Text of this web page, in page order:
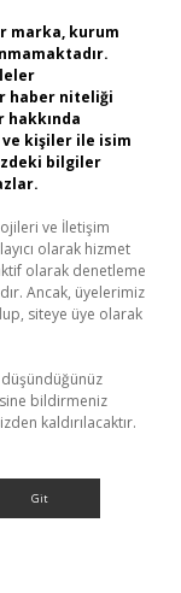
marka, kurum
haber niteliği
hakkında
ve kişiler ile isim
bilgiler
ve İletişim
olarak hizmet
olarak denetleme
Ancak, üyelerimiz
siteye üye olarak
bildirmeniz
kaldırılacaktır.